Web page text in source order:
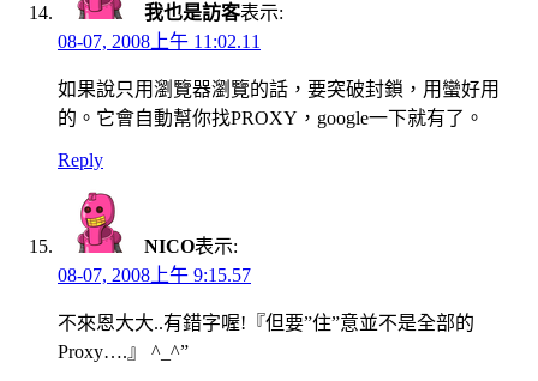
我也是訪客表示:
08-07, 2008上午 11:02.11
如果說只用瀏覽器瀏覽的話，要突破封鎖，用蠻好用
的。它會自動幫你找PROXY，google一下就有了。
Reply
NICO表示:
08-07, 2008上午 9:15.57
不來恩大大..有錯字喔!『但要”住”意並不是全部的
Proxy….』 ^_^”